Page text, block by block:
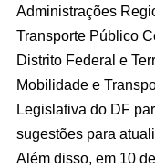
Administrações
Transporte Público
Distrito Federal e
Mobilidade e
Legislativa do DF
sugestões para
Além disso, em 10